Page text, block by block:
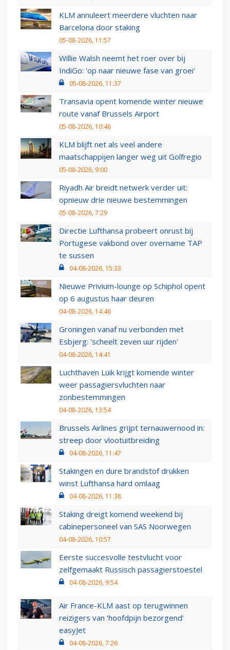
KLM annuleert meerdere vluchten naar
Barcelona door staking
05-08-2026, 11:57
Willie Walsh neemt het roer over bij
IndiGo: 'op naar nieuwe fase van groei'
05-08-2026, 11:37
Transavia opent komende winter nieuwe
route vanaf Brussels Airport
05-08-2026, 10:46
KLM blijft net als veel andere
maatschappijen langer weg uit Golfregio
05-08-2026, 9:00
Riyadh Air breidt netwerk verder uit:
opnieuw drie nieuwe bestemmingen
05-08-2026, 7:29
Directie Lufthansa probeert onrust bij
Portugese vakbond over overname TAP
te sussen
04-08-2026, 15:33
Nieuwe Privium-lounge op Schiphol opent
op 6 augustus haar deuren
04-08-2026, 14:46
Groningen vanaf nu verbonden met
Esbjerg: 'scheelt zeven uur rijden'
04-08-2026, 14:41
Luchthaven Luik krijgt komende winter
weer passagiersvluchten naar
zonbestemmingen
04-08-2026, 13:54
Brussels Airlines grijpt ternauwernood in:
streep door vlootuitbreiding
04-08-2026, 11:47
Stakingen en dure brandstof drukken
winst Lufthansa hard omlaag
04-08-2026, 11:38
Staking dreigt komend weekend bij
cabinepersoneel van SAS Noorwegen
04-08-2026, 10:57
Eerste succesvolle testvlucht voor
zelfgemaakt Russisch passagierstoestel
04-08-2026, 9:54
Air France-KLM aast op terugwinnen
reizigers van ‘hoofdpijn bezorgend’
easyJet
04-08-2026, 7:26